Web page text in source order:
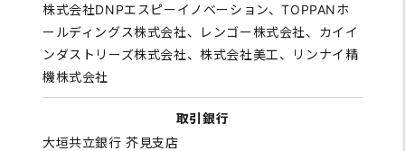
株式会社DNPエスピーイノベーション、TOPPANホ
ールディングス株式会社、レンゴー株式会社、カイイ
ンダストリーズ株式会社、株式会社美工、リンナイ精
機株式会社
取引銀行
大垣共立銀行 芥見支店